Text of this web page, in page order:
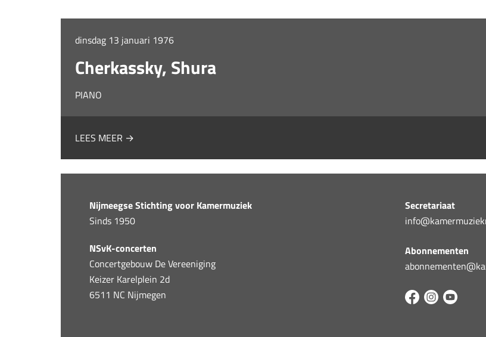
dinsdag 13 januari 1976
Cherkassky, Shura
PIANO
LEES MEER →
Nijmeegse Stichting voor Kamermuziek
Sinds 1950
NSvK-concerten
Concertgebouw De Vereeniging
Keizer Karelplein 2d
6511 NC Nijmegen
Secretariaat
Abonnementen